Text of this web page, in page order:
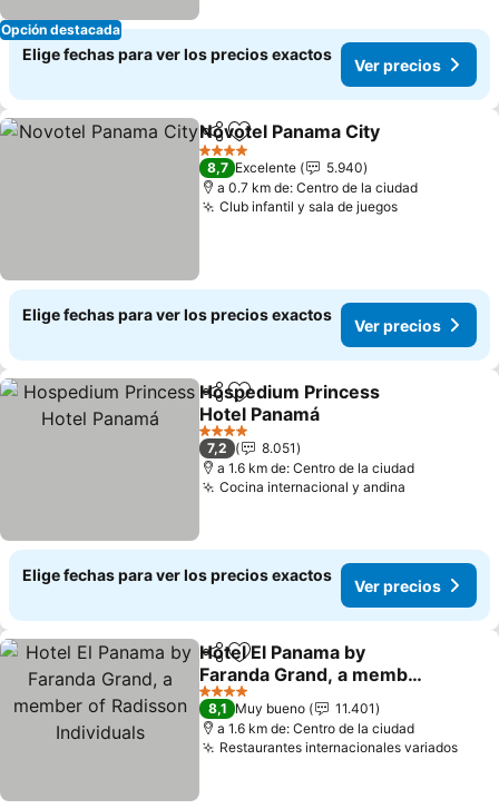
Opción destacada
Elige fechas para ver los precios exactos
Ver precios
CompartirAgregar a favoritos
Novotel Panama City
4 Estrellas
8,7 Excelente
5.940
a 0.7 km de: Centro de la ciudad
Club infantil y sala de juegosVer precios
Elige fechas para ver los precios exactos
Ver precios
CompartirAgregar a favoritos
Hospedium Princess
Hotel Panamá
Ver precios
4 Estrellas
7,2
8.051
a 1.6 km de: Centro de la ciudad
Cocina internacional y andina
Elige fechas para ver los precios exactos
Ver precios
CompartirAgregar a favoritos
Hotel El Panama by
Faranda Grand, a member
of Radisson Individuals
Ver precios
4 Estrellas
8,1 Muy bueno
11.401
a 1.6 km de: Centro de la ciudad
Restaurantes internacionales variadosVer